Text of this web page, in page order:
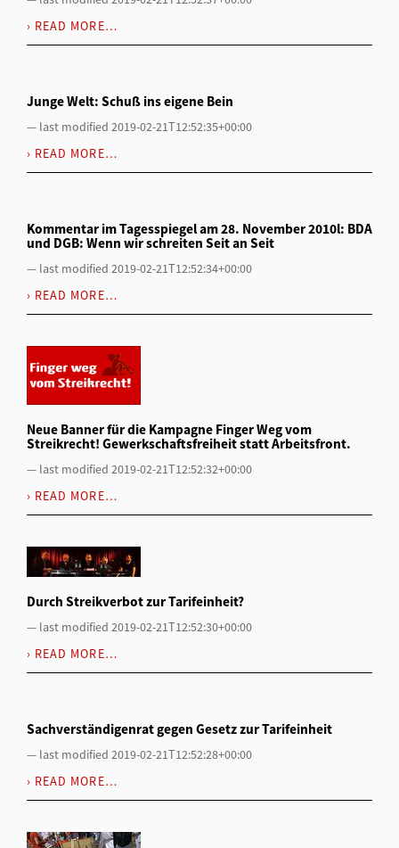
READ MORE…
Junge Welt: Schuß ins eigene Bein
— last modified 2019-02-21T12:52:35+00:00
READ MORE…
Kommentar im Tagesspiegel am 28. November 2010l: BDA
und DGB: Wenn wir schreiten Seit an Seit
— last modified 2019-02-21T12:52:34+00:00
READ MORE…
Neue Banner für die Kampagne Finger Weg vom
Streikrecht! Gewerkschaftsfreiheit statt Arbeitsfront.
— last modified 2019-02-21T12:52:32+00:00
READ MORE…
Durch Streikverbot zur Tarifeinheit?
— last modified 2019-02-21T12:52:30+00:00
READ MORE…
Sachverständigenrat gegen Gesetz zur Tarifeinheit
— last modified 2019-02-21T12:52:28+00:00
READ MORE…